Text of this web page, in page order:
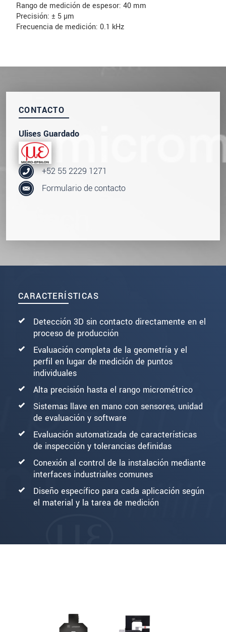
Rango de medición de espesor: 40 mm
Precisión: ± 5 µm
Frecuencia de medición: 0.1 kHz
CARACTERÍSTICAS
Detección 3D sin contacto directamente en el
proceso de producción
Evaluación completa de la geometría y el
perfil en lugar de medición de puntos
individuales
Alta precisión hasta el rango micrométrico
Sistemas llave en mano con sensores, unidad
de evaluación y software
Evaluación automatizada de características
de inspección y tolerancias definidas
Conexión al control de la instalación mediante
interfaces industriales comunes
Diseño específico para cada aplicación según
el material y la tarea de medición
CONTACTO
Ulises Guardado
+52 55 2229 1271
Formulario de contacto